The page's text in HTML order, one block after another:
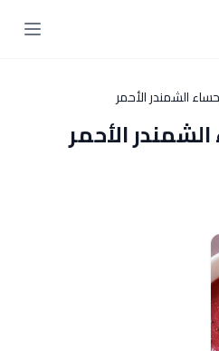
الشمندر الأحمر
الأحمر